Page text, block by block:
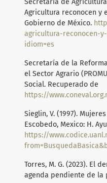
Agricultura reconocen
Gobierno de México.
agricultura-reconocen-
idiom=es
Secretaría de la
el Sector Agrario
Social. Recuperado de
https://www.coneval.org.mx/
Sieglin, V. (1997).
Escobedo, Mexico: H.
https://
Torres, M. G. (2023). El
agenda pendiente de la